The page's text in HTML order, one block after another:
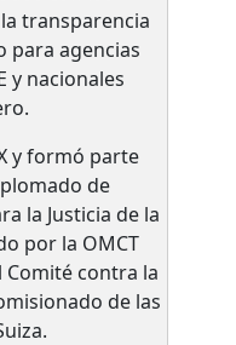
transparencia
para agencias
y nacionales
y formó parte
de
la Justicia de la
por la OMCT
contra la
de las